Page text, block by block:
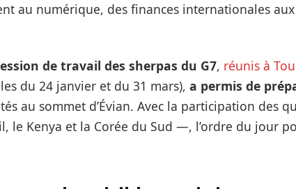
au numérique, des finances internationales
de travail des sherpas du G7, réunis à
du 24 janvier et du 31 mars), a permis de
au sommet d’Évian. Avec la participation des
le Kenya et la Corée du Sud —, l’ordre du jour